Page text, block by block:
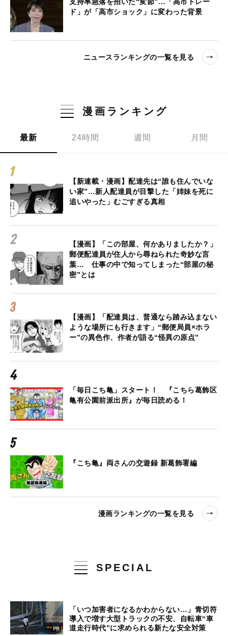
支持率急落を招いた“変節”…「高市トレー
ド」が「高市ショック」に変わった背景
ニュースランキングの一覧を見る
漫画ランキング
最新 24時間 週間 月間
【新連載・漫画】配達先は“誰も住んでいな
い家”…新人配達員が目撃した「姉妹を死に
追いやった」むごすぎる真相
【漫画】「この部屋、何かありましたか？」
郵便配達員が住人から尋ねられた奇妙な言
葉… 仕事の中で知ってしまった“部屋の秘
密”とは
【漫画】「配達員は、普通なら踏み込まない
ような場所にも行きます」“郵便局員×ホラ
ー”の異色作、作者が語る“怪異の原点”
「毎日こち亀」スタート！ 『こちら葛飾区
亀有公園前派出所』が毎日読める！
『こち亀』両さんの交遊録 新葛飾署編
漫画ランキングの一覧を見る
SPECIAL
「いつ加害者になるかわからない…」青切符
導入で増す大型トラックの不安、自転車“車
道走行時代”に求められる新たな安全対策